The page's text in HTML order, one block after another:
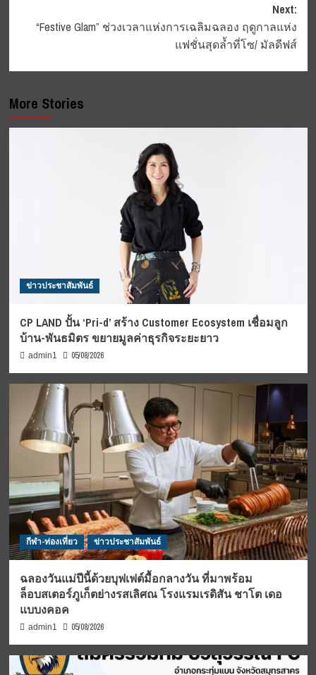
Next:
“Festive Glam” ช่วงเวลาแห่งการเฉลิมฉลอง ฤดูกาลแห่ง
แฟชั่นสุดล้ำที่โซ/ มัลดีฟส์
More Stories
ข่าวประชาสัมพันธ์
CP LAND ปั้น ‘Pri-d’ สร้าง Customer Ecosystem เชื่อมลูก
บ้าน-พันธมิตร ขยายมูลค่าธุรกิจระยะยาว
admin1 05/08/2026
กีฬา-ท่องเที่ยว ข่าวประชาสัมพันธ์
ฉลองวันแม่ปีนี้ด้วยบุฟเฟต์มื้อกลางวัน ที่มาพร้อม
ล็อบสเตอร์ภูเก็ตย่างรสเลิศณ โรงแรมเรดิสัน ชาโต เดอ
แบบงคอค
admin1 05/08/2026